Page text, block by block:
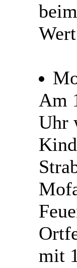
Am
Uhr
mit